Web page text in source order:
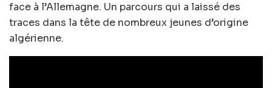
face à l’Allemagne. Un parcours qui a laissé des
traces dans la tête de nombreux jeunes d’origine
algérienne.